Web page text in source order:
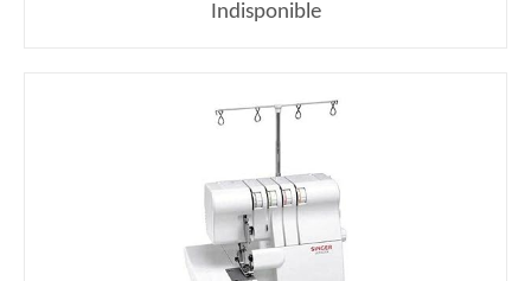
Indisponible